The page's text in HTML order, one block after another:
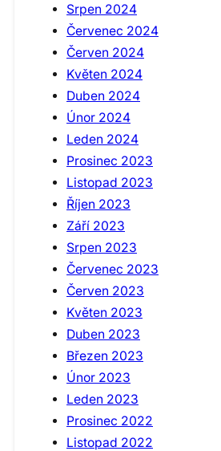
Srpen 2024
Červenec 2024
Červen 2024
Květen 2024
Duben 2024
Únor 2024
Leden 2024
Prosinec 2023
Listopad 2023
Říjen 2023
Září 2023
Srpen 2023
Červenec 2023
Červen 2023
Květen 2023
Duben 2023
Březen 2023
Únor 2023
Leden 2023
Prosinec 2022
Listopad 2022